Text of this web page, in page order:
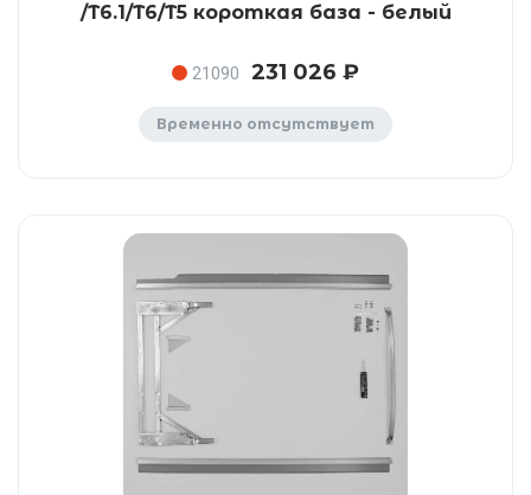
/T6.1/T6/T5 короткая база - белый
21090 231 026 ₽
Временно отсутствует